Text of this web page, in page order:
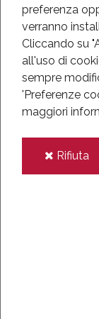
preferenza
verranno
Cliccando su
all'uso di
sempre
'Preferenze
maggiori
Rifiuta
Attività
Eventi
Mediateca
2012
Sala